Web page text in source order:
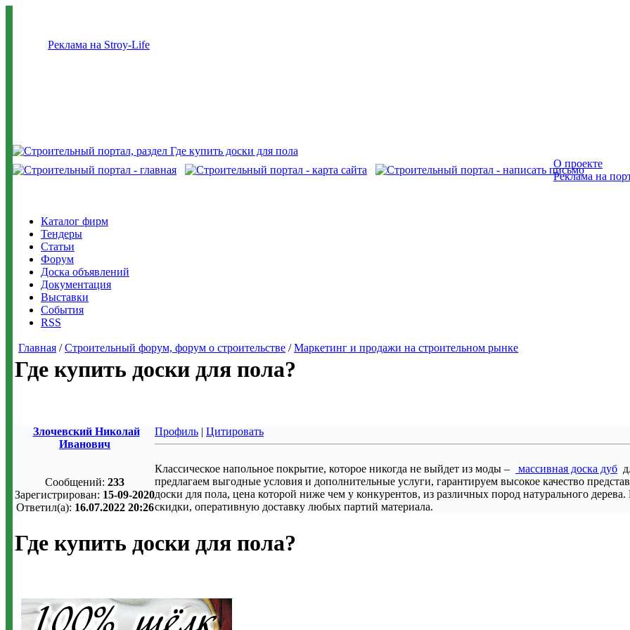
Реклама на Stroy-Life
О проекте
Реклама на
Каталог фирм
Тендеры
Статьи
Форум
Доска объявлений
Документация
Выставки
События
RSS
Главная /Строительный форум, форум о строительстве /Маркетинг и продажи на строительном рынке
Где купить доски для пола?
Злочевский Николай
Иванович
Сообщений: 233
Зарегистрирован: 15-09-2020
Ответил(а): 16.07.2022 20:26
Профиль | Цитировать
Классическое напольное покрытие, которое никогда не выйдет из моды – массивная доска дуб
предлагаем выгодные условия и дополнительные услуги, гарантируем высокое качество
доски для пола, цена которой ниже чем у конкурентов, из различных пород натурального
скидки, оперативную доставку любых партий материала.
Где купить доски для пола?